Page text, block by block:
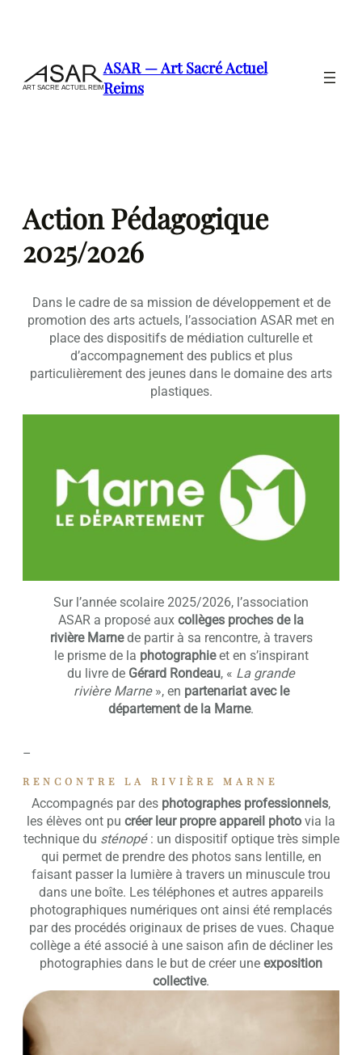
ASAR — Art Sacré Actuel
Reims
Action Pédagogique
2025/2026
Dans le cadre de sa mission de développement et de
promotion des arts actuels, l’association ASAR met en
place des dispositifs de médiation culturelle et
d’accompagnement des publics et plus
particulièrement des jeunes dans le domaine des arts
plastiques.
Sur l’année scolaire 2025/2026, l’association
ASAR a proposé aux collèges proches de la
rivière Marnede partir à sa rencontre, à travers
le prisme de la photographieet en s’inspirant
du livre de Gérard Rondeau, « La grande
rivière Marne», en partenariat avec le
département de la Marne.
–
RENCONTRE LA RIVIÈRE MARNE
Accompagnés par des photographes professionnels,
les élèves ont pu créer leur propre appareil photo via la
technique du sténopé : un dispositif optique très simple
qui permet de prendre des photos sans lentille, en
faisant passer la lumière à travers un minuscule trou
dans une boîte. Les téléphones et autres appareils
photographiques numériques ont ainsi été remplacés
par des procédés originaux de prises de vues. Chaque
collège a été associé à une saison afin de décliner les
photographies dans le but de créer une exposition
collective.